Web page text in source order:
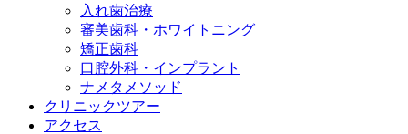
入れ歯治療​
審美歯科・ホワイトニング​
矯正歯科​
口腔外科・インプラント​
ナメタメソッド
クリニックツアー
アクセス